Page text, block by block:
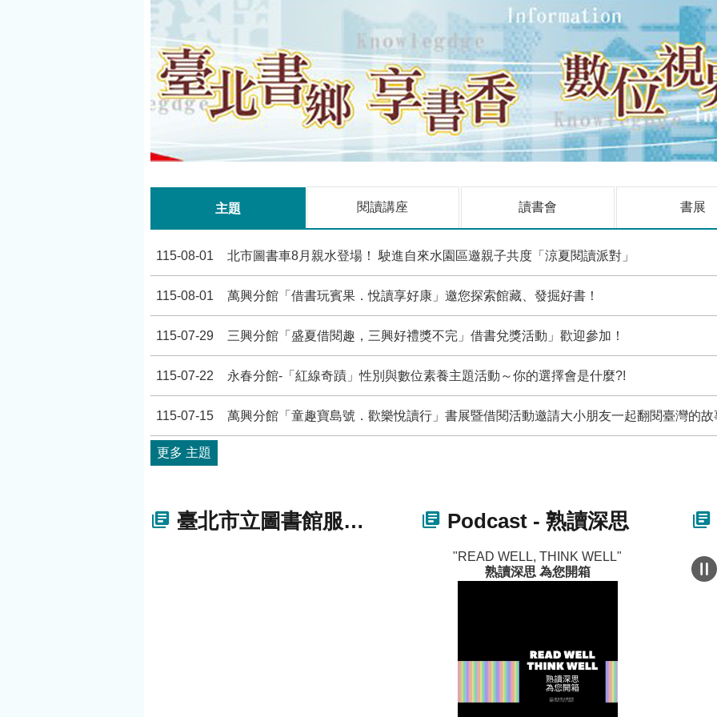
主題 閱讀講座 讀書會 書展
115-08-01 北市圖書車8月親水登場！ 駛進自來水園區邀親子共度「涼夏閱讀派對」
115-08-01 萬興分館「借書玩賓果．悅讀享好康」邀您探索館藏、發掘好書！
115-07-29 三興分館「盛夏借閱趣，三興好禮獎不完」借書兌獎活動」歡迎參加！
115-07-22 永春分館-「紅線奇蹟」性別與數位素養主題活動～你的選擇會是什麼?!
115-07-15 萬興分館「童趣寶島號．歡樂悅讀行」書展暨借閱活動邀請大小朋友一起翻閱臺灣的故
更多 主題
臺北市立圖書館服務「讚」 Podcast - 熟讀深思
READ WELL, THINK WELL
熟讀深思 為您開箱